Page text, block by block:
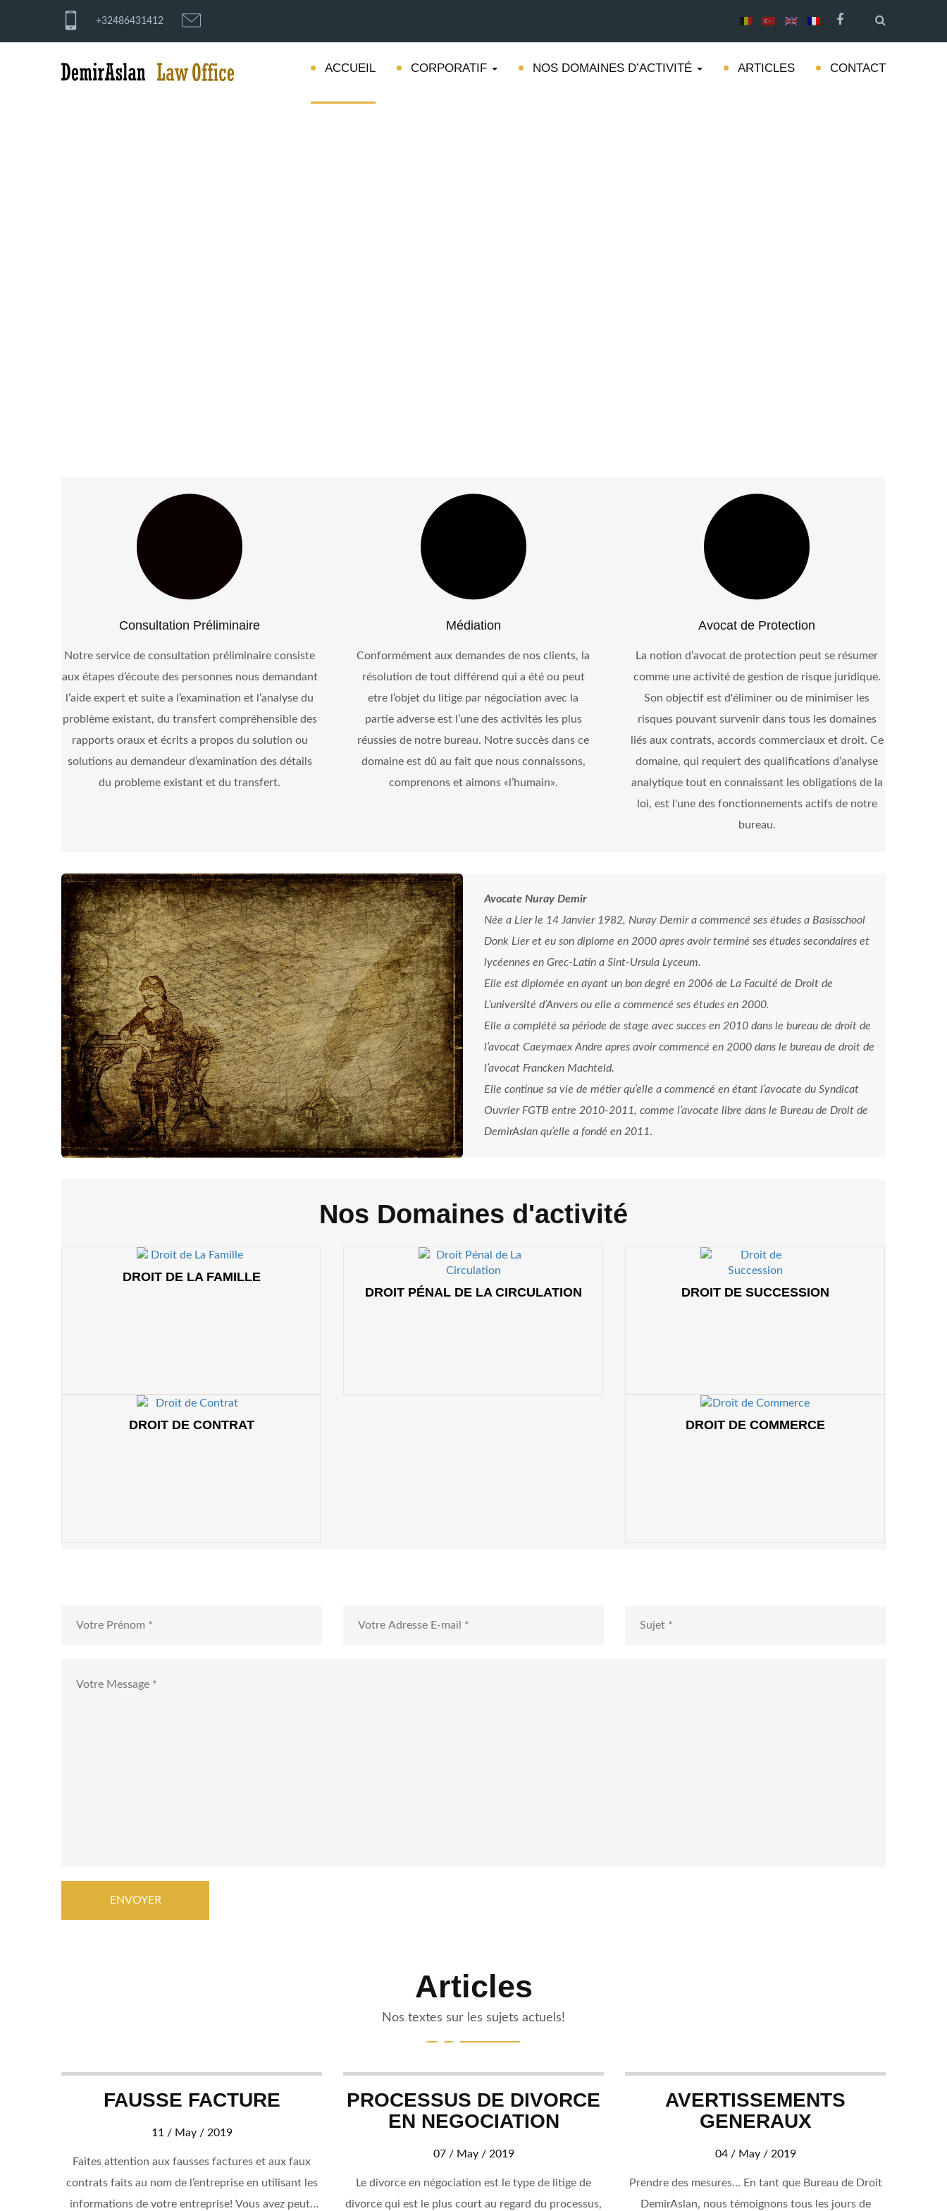
+32486431412
ACCUEIL CORPORATIF NOS DOMAINES D’ACTIVITÉ ARTICLES CONTACT
Consultation Préliminaire
Notre service de consultation préliminaire consiste
aux étapes d’écoute des personnes nous demandant
l’aide expert et suite a l’examination et l’analyse du
problème existant, du transfert compréhensible des
rapports oraux et écrits a propos du solution ou
solutions au demandeur d’examination des détails
du probleme existant et du transfert.
Médiation
Conformément aux demandes de nos clients, la
résolution de tout différend qui a été ou peut
etre l’objet du litige par négociation avec la
partie adverse est l’une des activités les plus
réussies de notre bureau. Notre succès dans ce
domaine est dû au fait que nous connaissons,
comprenons et aimons «l’humain».
Avocat de Protection
La notion d’avocat de protection peut se résumer
comme une activité de gestion de risque juridique.
Son objectif est d'éliminer ou de minimiser les
risques pouvant survenir dans tous les domaines
liés aux contrats, accords commerciaux et droit. Ce
domaine, qui requiert des qualifications d’analyse
analytique tout en connaissant les obligations de la
loi, est l'une des fonctionnements actifs de notre
bureau.
Avocate Nuray Demir
Née a Lier le 14 Janvier 1982, Nuray Demir a commencé ses études a Basisschool
Donk Lier et eu son diplome en 2000 apres avoir terminé ses études secondaires et
lycéennes en Grec-Latin a Sint-Ursula Lyceum.
Elle est diplomée en ayant un bon degré en 2006 de La Faculté de Droit de
L’université d’Anvers ou elle a commencé ses études en 2000.
Elle a complété sa période de stage avec succes en 2010 dans le bureau de droit de
l’avocat Caeymaex Andre apres avoir commencé en 2000 dans le bureau de droit de
l’avocat Francken Machteld.
Elle continue sa vie de métier qu’elle a commencé en étant l’avocate du Syndicat
Ouvrier FGTB entre 2010-2011, comme l’avocate libre dans le Bureau de Droit de
DemirAslan qu’elle a fondé en 2011.
Nos Domaines d'activité
DROIT DE LA FAMILLE
DROIT DE CONTRAT
DROIT PÉNAL DE LA CIRCULATION DROIT DE SUCCESSION
DROIT DE COMMERCE
Articles
Nos textes sur les sujets actuels!
FAUSSE FACTURE
11 / May / 2019
Faites attention aux fausses factures et aux faux
contrats faits au nom de l’entreprise en utilisant les
informations de votre entreprise! Vous avez peut-
PROCESSUS DE DIVORCE
EN NEGOCIATION
07 / May / 2019
Le divorce en négociation est le type de litige de
divorce qui est le plus court au regard du processus,
AVERTISSEMENTS
GENERAUX
04 / May / 2019
Prendre des mesures… En tant que Bureau de Droit
DemirAslan, nous témoignons tous les jours de